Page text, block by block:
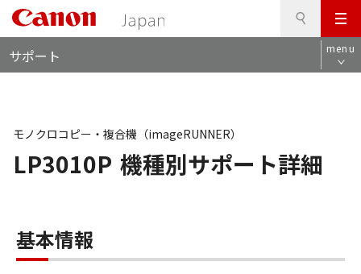
メ
ニ
ュ
サポート menu
LP3010P 機種別サポート詳細
モノクロコピー・複合機（imageRUNNER）
基本情報